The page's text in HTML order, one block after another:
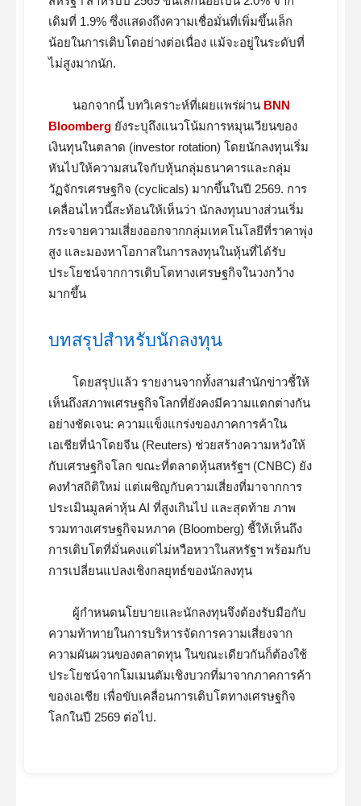
เดิมที่ 1.9% ซึ่งแสดงถึงความเชื่อมั่นที่เพิ่มขึ้นเล็ก
น้อยในการเติบโตอย่างต่อเนื่อง แม้จะอยู่ในระดับที่
ไม่สูงมากนัก.
นอกจากนี้ บทวิเคราะห์ที่เผยแพร่ผ่าน BNN
Bloomberg ยังระบุถึงแนวโน้มการหมุนเวียนของ
เงินทุนในตลาด (investor rotation) โดยนักลงทุนเริ่ม
หันไปให้ความสนใจกับหุ้นกลุ่มธนาคารและกลุ่ม
วัฏจักรเศรษฐกิจ (cyclicals) มากขึ้นในปี 2569. การ
เคลื่อนไหวนี้สะท้อนให้เห็นว่า นักลงทุนบางส่วนเริ่ม
กระจายความเสี่ยงออกจากกลุ่มเทคโนโลยีที่ราคาพุ่ง
สูง และมองหาโอกาสในการลงทุนในหุ้นที่ได้รับ
ประโยชน์จากการเติบโตทางเศรษฐกิจในวงกว้าง
มากขึ้น
บทสรุปสำหรับนักลงทุน
โดยสรุปแล้ว รายงานจากทั้งสามสำนักข่าวชี้ให้
เห็นถึงสภาพเศรษฐกิจโลกที่ยังคงมีความแตกต่างกัน
อย่างชัดเจน: ความแข็งแกร่งของภาคการค้าใน
เอเชียที่นำโดยจีน (Reuters) ช่วยสร้างความหวังให้
กับเศรษฐกิจโลก ขณะที่ตลาดหุ้นสหรัฐฯ (CNBC) ยัง
คงทำสถิติใหม่ แต่เผชิญกับความเสี่ยงที่มาจากการ
ประเมินมูลค่าหุ้น AI ที่สูงเกินไป และสุดท้าย ภาพ
รวมทางเศรษฐกิจมหภาค (Bloomberg) ชี้ให้เห็นถึง
การเติบโตที่มั่นคงแต่ไม่หวือหวาในสหรัฐฯ พร้อมกับ
การเปลี่ยนแปลงเชิงกลยุทธ์ของนักลงทุน
ผู้กำหนดนโยบายและนักลงทุนจึงต้องรับมือกับ
ความท้าทายในการบริหารจัดการความเสี่ยงจาก
ความผันผวนของตลาดทุน ในขณะเดียวกันก็ต้องใช้
ประโยชน์จากโมเมนตัมเชิงบวกที่มาจากภาคการค้า
ของเอเชีย เพื่อขับเคลื่อนการเติบโตทางเศรษฐกิจ
โลกในปี 2569 ต่อไป.